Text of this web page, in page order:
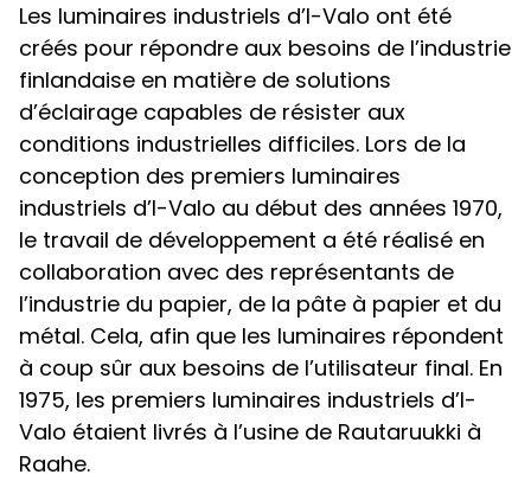
Les luminaires industriels d’I-Valo ont été
créés pour répondre aux besoins de l’industrie
finlandaise en matière de solutions
d’éclairage capables de résister aux
conditions industrielles difficiles. Lors de la
conception des premiers luminaires
industriels d’I-Valo au début des années 1970,
le travail de développement a été réalisé en
collaboration avec des représentants de
l’industrie du papier, de la pâte à papier et du
métal. Cela, afin que les luminaires répondent
à coup sûr aux besoins de l’utilisateur final. En
1975, les premiers luminaires industriels d’I-
Valo étaient livrés à l’usine de Rautaruukki à
Raahe.